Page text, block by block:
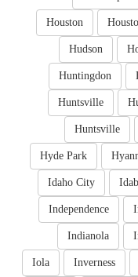
Houston
Hudson
Huntingdon
Huntsville
Huntsville
Hyde Park
Idaho City
Independence
Indianola
Inverness
Iola